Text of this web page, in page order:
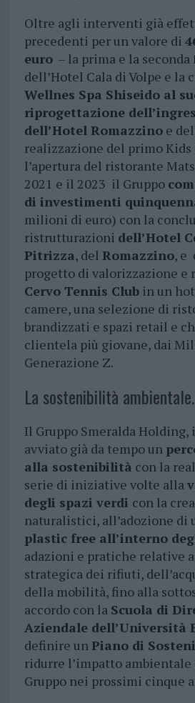
Oltre agli interventi già
precedenti per un valore di
euro– la prima e la
dell’Hotel Cala di Volpe e la
Wellnes Spa Shiseido al
riprogettazione
dell’Hotel Romazzinoe
realizzazione del primo Kids
l’apertura del ristorante
2021 e il 2023 il Gruppo
di investimenti
milioni di euro) con la
ristrutturazioni dell’Hotel
Pitrizza, del Romazzino, e
progetto di valorizzazione e
Cervo Tennis Clubin un
camere, una selezione di
brandizzati e spazi retail e
clientela più giovane, dai
Generazione Z.
La sostenibilità ambientale.
Il Gruppo Smeralda Holding,
avviato già da tempo un
alla sostenibilità con la
serie di iniziative volte alla
degli spazi verdi con la
naturalistici, all’adozione di
plastic free all’interno
adazioni e pratiche relative
strategica dei rifiuti,
della mobilità, fino alla
accordo con la Scuola di
Aziendale dell’Università
definire unPiano di
ridurre l’impatto
Gruppo nei prossimi cinque